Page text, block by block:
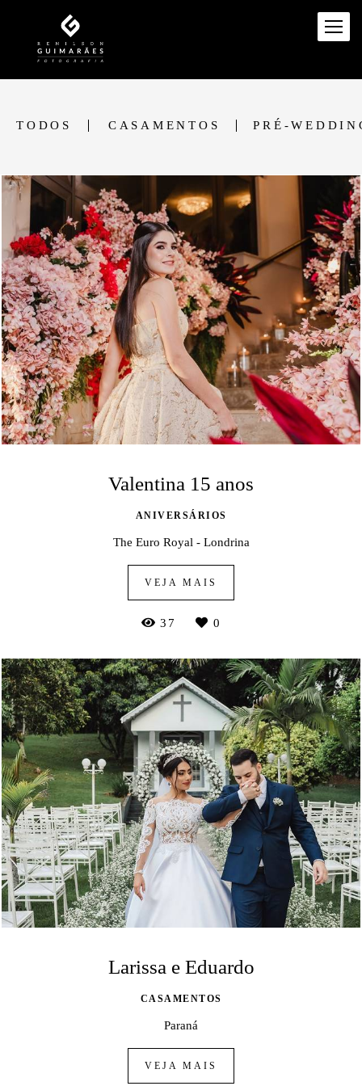
TODOS CASAMENTOS PRÉ-
Valentina 15 anos
ANIVERSÁRIOS
The Euro Royal - Londrina
VEJA MAIS
37 0
Larissa e Eduardo
CASAMENTOS
Paraná
VEJA MAIS